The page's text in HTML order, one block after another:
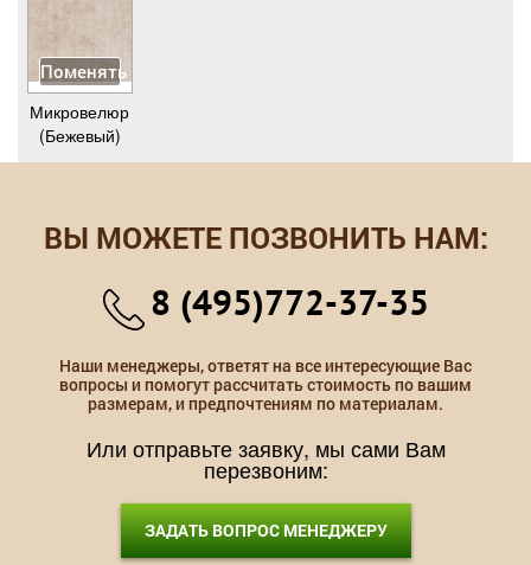
Поменять
Микровелюр
(Бежевый)
ВЫ МОЖЕТЕ ПОЗВОНИТЬ НАМ:
8 (495)772-37-35
Наши менеджеры, ответят на все интересующие Вас
вопросы и помогут рассчитать стоимость по вашим
размерам, и предпочтениям по материалам.
Или отправьте заявку, мы сами Вам
перезвоним:
ЗАДАТЬ ВОПРОС МЕНЕДЖЕРУ